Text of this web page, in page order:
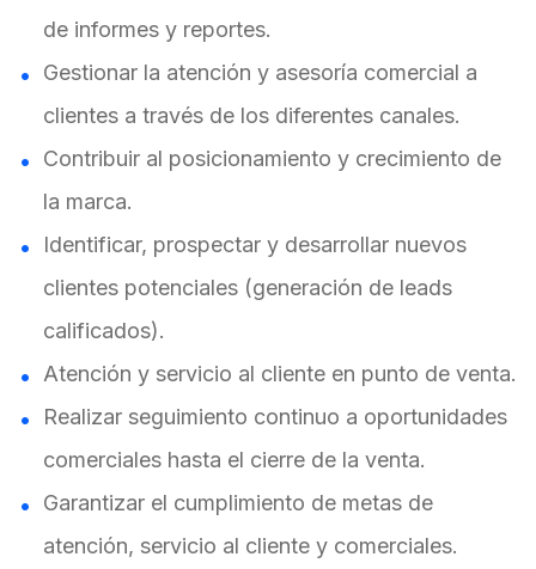
de informes y reportes.
Gestionar la atención y asesoría comercial a
clientes a través de los diferentes canales.
Contribuir al posicionamiento y crecimiento de
la marca.
Identificar, prospectar y desarrollar nuevos
clientes potenciales (generación de leads
calificados).
Atención y servicio al cliente en punto de venta.
Realizar seguimiento continuo a oportunidades
comerciales hasta el cierre de la venta.
Garantizar el cumplimiento de metas de
atención, servicio al cliente y comerciales.